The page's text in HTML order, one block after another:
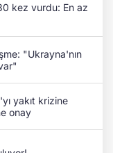
kez vurdu: En az
"Ukrayna'nın
yakıt krizine
onay